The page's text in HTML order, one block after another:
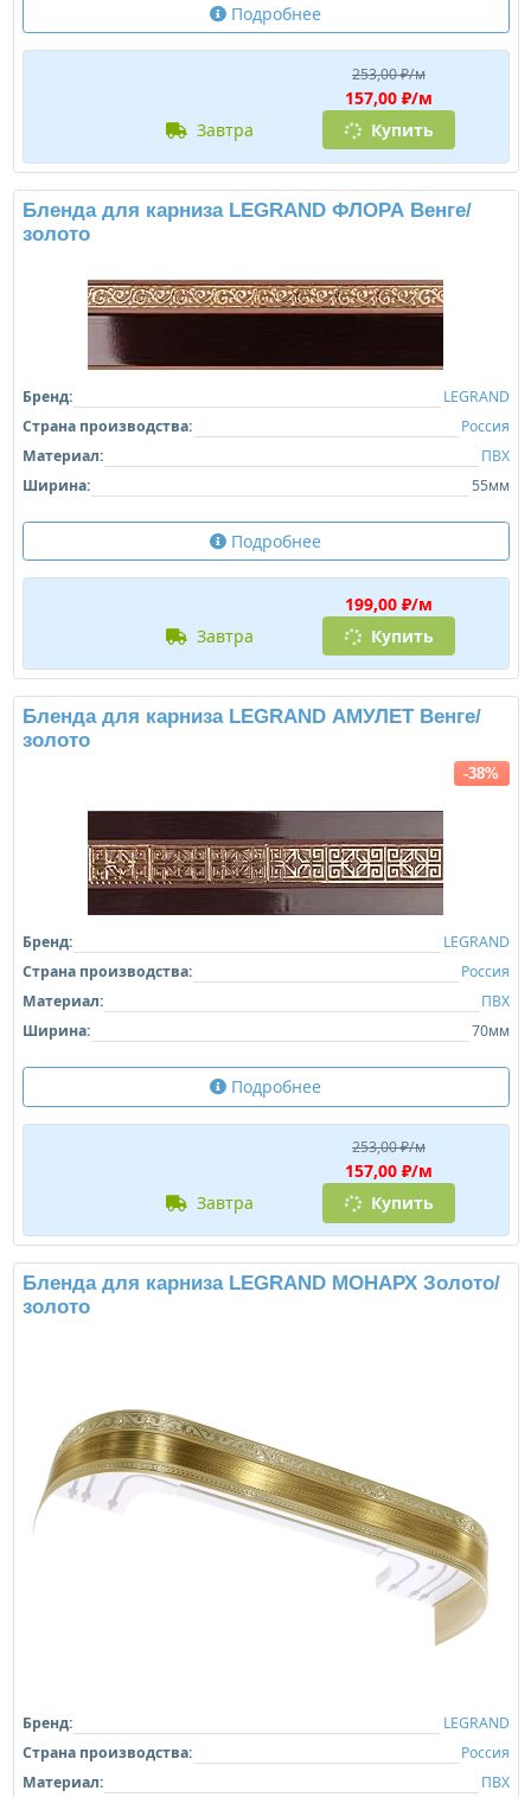
Подробнее
253,00 ₽/м
157,00 ₽/м
завтра
Купить
Бленда для карниза LEGRAND ФЛОРА Венге/
золото
Бренд:
LEGRAND
Страна производства:
Россия
Материал:
ПВХ
Ширина:
55мм
Подробнее
199,00 ₽/м
завтра
Купить
Бленда для карниза LEGRAND АМУЛЕТ Венге/
золото
-38%
Бренд:
LEGRAND
Страна производства:
Россия
Материал:
ПВХ
Ширина:
70мм
Подробнее
253,00 ₽/м
157,00 ₽/м
завтра
Купить
Бленда для карниза LEGRAND МОНАРХ Золото/
золото
Бренд:
LEGRAND
Страна производства:
Россия
Материал:
ПВХ